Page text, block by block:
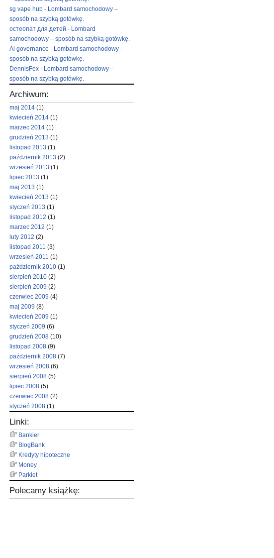
sg vape hub - Lombard samochodowy –
sposób na szybką gotówkę.
остеопат для детей - Lombard
samochodowy – sposób na szybką gotówkę.
Ai governance - Lombard samochodowy –
sposób na szybką gotówkę.
DennisFex - Lombard samochodowy –
sposób na szybką gotówkę.
Archiwum:
maj 2014 (1)
kwiecień 2014 (1)
marzec 2014 (1)
grudzień 2013 (1)
listopad 2013 (1)
październik 2013 (2)
wrzesień 2013 (1)
lipiec 2013 (1)
maj 2013 (1)
kwiecień 2013 (1)
styczeń 2013 (1)
listopad 2012 (1)
marzec 2012 (1)
luty 2012 (2)
listopad 2011 (3)
wrzesień 2011 (1)
październik 2010 (1)
sierpień 2010 (2)
sierpień 2009 (2)
czerwiec 2009 (4)
maj 2009 (8)
kwiecień 2009 (1)
styczeń 2009 (6)
grudzień 2008 (10)
listopad 2008 (9)
październik 2008 (7)
wrzesień 2008 (6)
sierpień 2008 (5)
lipiec 2008 (5)
czerwiec 2008 (2)
styczeń 2008 (1)
Linki:
Bankier
BlogBank
Kredyty hipoteczne
Money
Parkiet
Polecamy książkę: